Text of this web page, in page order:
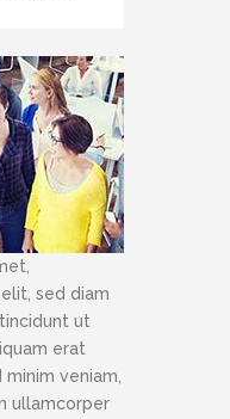
sed diam
ut
erat
veniam,
ullamcorper